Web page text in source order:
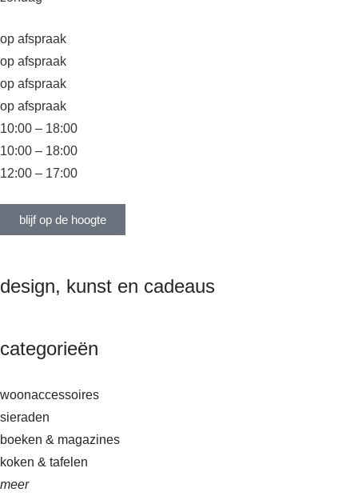
op afspraak
op afspraak
op afspraak
op afspraak
10:00 – 18:00
10:00 – 18:00
12:00 – 17:00
blijf op de hoogte
design, kunst en cadeaus
categorieën
woonaccessoires
sieraden
boeken & magazines
koken & tafelen
meer